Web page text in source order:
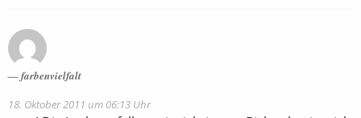
farbenvielfalt
18. Oktober 2011 um 06:13 Uhr